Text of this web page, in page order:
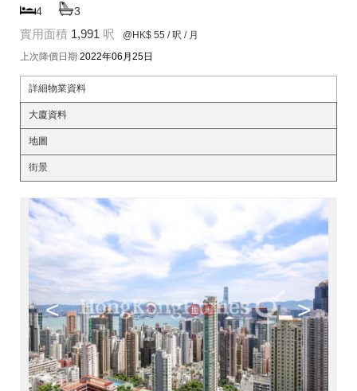
4 3
實用面積 1,991 呎 @HK$ 55 / 呎 / 月
上次降價日期 2022年06月25日
詳細物業資料
大廈資料
地圖
街景
< >